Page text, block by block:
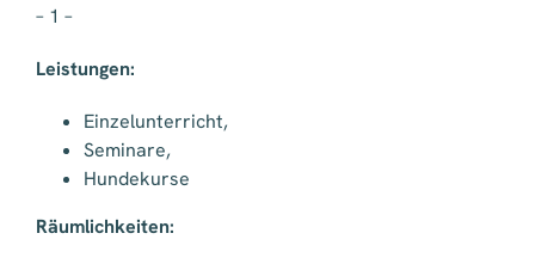
– 1 –
Leistungen:
Einzelunterricht,
Seminare,
Hundekurse
Räumlichkeiten: